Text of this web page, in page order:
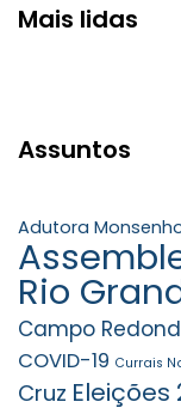
Mais lidas
Assuntos
Adutora
Rio
Campo
COVID-19 Currais
Cruz Eleições